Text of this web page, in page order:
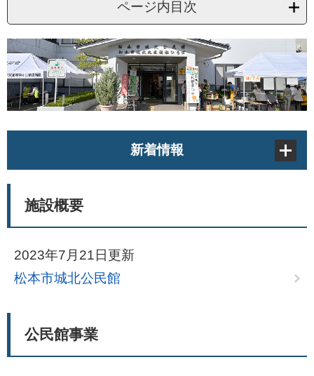
へ
ページ内目次
新着情報
施設概要
2023年7月21日更新
松本市城北公民館
公民館事業